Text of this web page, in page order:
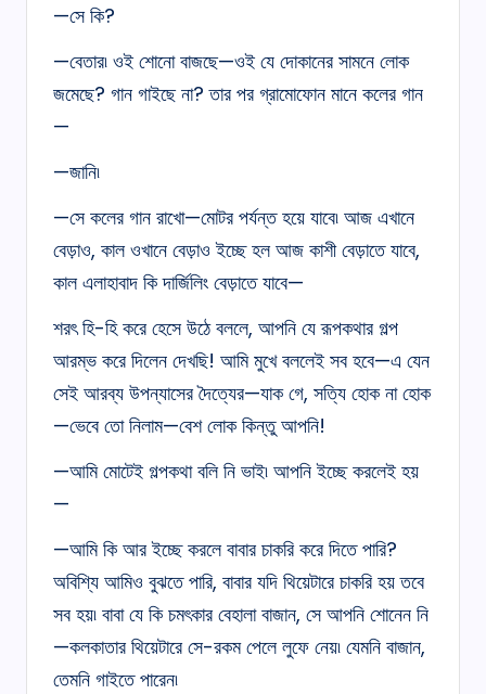
—সে কি?
—বেতার৷ ওই শোনো বাজছে—ওই যে দোকানের সামনে লোক
জমেছে? গান গাইছে না? তার পর গ্রামোফোন মানে কলের গান
—
—জানি৷
—সে কলের গান রাখো—মোটর পর্যন্ত হয়ে যাবে৷ আজ এখানে
বেড়াও, কাল ওখানে বেড়াও ইচ্ছে হল আজ কাশী বেড়াতে যাবে,
কাল এলাহাবাদ কি দার্জিলিং বেড়াতে যাবে—
শরৎ হি-হি করে হেসে উঠে বললে, আপনি যে রূপকথার গল্প
আরম্ভ করে দিলেন দেখছি! আমি মুখে বললেই সব হবে—এ যেন
সেই আরব্য উপন্যাসের দৈত্যের—যাক গে, সত্যি হোক না হোক
—ভেবে তো নিলাম—বেশ লোক কিন্তু আপনি!
—আমি মোটেই গল্পকথা বলি নি ভাই৷ আপনি ইচ্ছে করলেই হয়
—
—আমি কি আর ইচ্ছে করলে বাবার চাকরি করে দিতে পারি?
অবিশ্যি আমিও বুঝতে পারি, বাবার যদি থিয়েটারে চাকরি হয় তবে
সব হয়৷ বাবা যে কি চমৎকার বেহালা বাজান, সে আপনি শোনেন নি
—কলকাতার থিয়েটারে সে-রকম পেলে লুফে নেয়৷ যেমনি বাজান,
তেমনি গাইতে পারেন৷